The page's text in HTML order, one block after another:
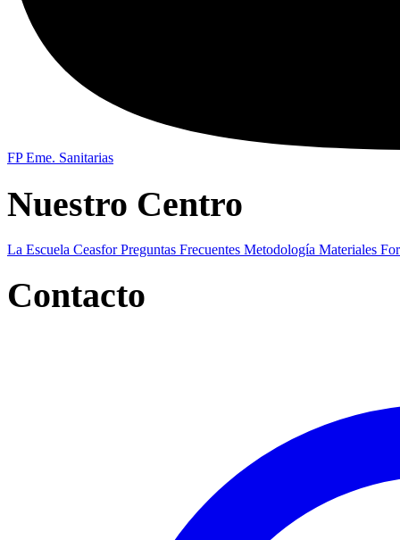
FP Eme. Sanitarias
Nuestro Centro
La Escuela CeasforPreguntas Frecuentes Metodología Materiales
Contacto